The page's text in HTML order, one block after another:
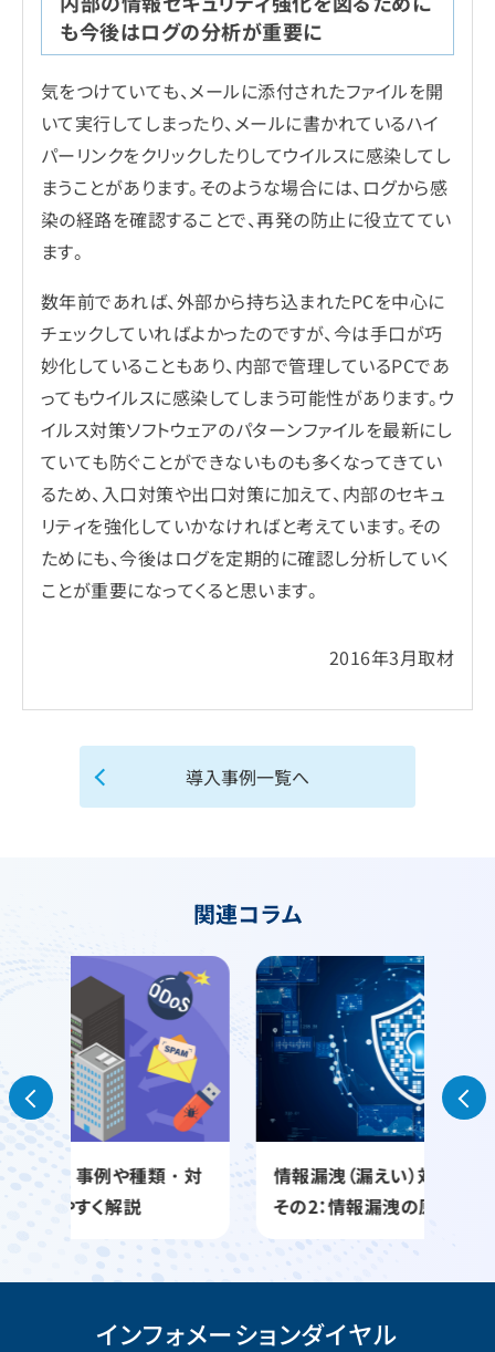
も今後はログの分析が重要に
気をつけていても、メールに添付されたファイルを開
いて実行してしまったり、メールに書かれているハイ
パーリンクをクリックしたりしてウイルスに感染してし
まうことがあります。そのような場合には、ログから感
染の経路を確認することで、再発の防止に役立ててい
ます。
数年前であれば、外部から持ち込まれたPCを中心に
チェックしていればよかったのですが、今は手口が巧
妙化していることもあり、内部で管理しているPCであ
ってもウイルスに感染してしまう可能性があります。ウ
イルス対策ソフトウェアのパターンファイルを最新にし
ていても防ぐことができないものも多くなってきてい
るため、入口対策や出口対策に加えて、内部のセキュ
リティを強化していかなければと考えています。その
ためにも、今後はログを定期的に確認し分析していく
ことが重要になってくると思います。
2016年3月取材
導入事例一覧へ
関連コラム
情報漏洩（漏えい）対策への足がかり
その2：情報漏洩の原因を知る
インフォメーションダイヤル